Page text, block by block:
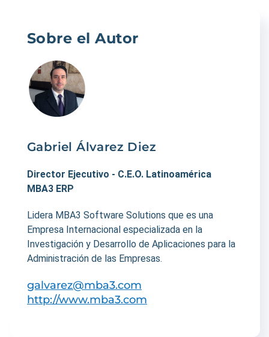
Sobre el Autor
Gabriel Álvarez Diez
Director Ejecutivo - C.E.O. Latinoamérica
MBA3 ERP
Lidera MBA3 Software Solutions que es una
Empresa Internacional especializada en la
Investigación y Desarrollo de Aplicaciones para la
Administración de las Empresas.
galvarez@mba3.com
http://www.mba3.com